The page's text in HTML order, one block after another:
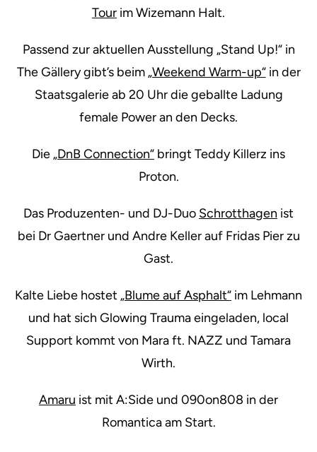
Tour im Wizemann Halt.
Passend zur aktuellen Ausstellung „Stand Up!“ in
The Gällery gibt’s beim „Weekend Warm-up“in der
Staatsgalerie ab 20 Uhr die geballte Ladung
female Power an den Decks.
Die „DnB Connection“ bringt Teddy Killerz ins
Proton.
Das Produzenten- und DJ-Duo Schrotthagen ist
bei Dr Gaertner und Andre Keller auf Fridas Pier zu
Gast.
Kalte Liebe hostet „Blume auf Asphalt“ im Lehmann
und hat sich Glowing Trauma eingeladen, local
Support kommt von Mara ft. NAZZ und Tamara
Wirth.
Amaru ist mit A:Side und 090on808 in der
Romantica am Start.